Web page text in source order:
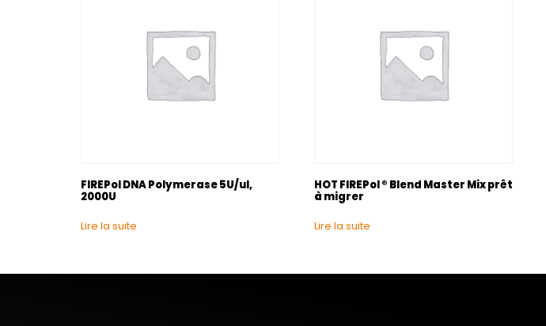
FIREPol DNA Polymerase 5U/ul,
2000U
Lire la suite
HOT FIREPol ® Blend Master Mix prêt
à migrer
Lire la suite